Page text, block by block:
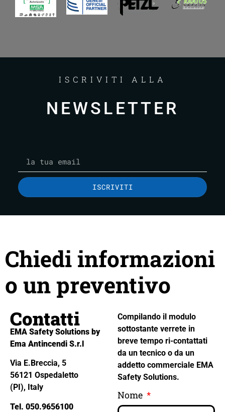
ISCRIVITI ALLA
NEWSLETTER
ISCRIVITI
Chiedi informazioni
o un preventivo
Contatti
EMA Safety Solutions by
Ema Antincendi S.r.l
Via E.Breccia, 5
56121 Ospedaletto
(PI), Italy
Tel. 050.9656100
Compilando il modulo
sottostante verrete in
breve tempo ri-contattati
da un tecnico o da un
addetto commerciale EMA
Safety Solutions.
Nome